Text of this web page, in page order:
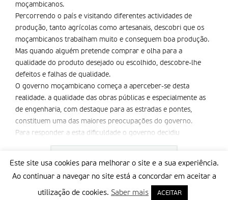
moçambicanos.
Percorrendo o país e visitando diferentes actividades de
produção, tanto agrícolas como artesanais, descobri que os
moçambicanos trabalham muito e conseguem boa produção.
Mas quando alguém pretende comprar e olha para a
qualidade do produto desejado ou escolhido, descobre-lhe
defeitos e falhas de qualidade.
O governo moçambicano começa a aperceber-se desta
realidade. a qualidade das obras públicas e especialmente as
de engenharia, com destaque para as estradas e pontes,
constituem uma das maiores preocupações do governo.
Para responder a esta dificuldade o governo decidiu
implementar o laboratório de engenharia civil de
fiscalização independente sobre todos os empreendimentos
públicos realizados e a realizar, em tudo o território nacional.
assim como se manifesta interesse pela fiscalização da
Este site usa cookies para melhorar o site e a sua experiência.
Ao continuar a navegar no site está a concordar em aceitar a
utilização de cookies. Saber mais ACEITAR